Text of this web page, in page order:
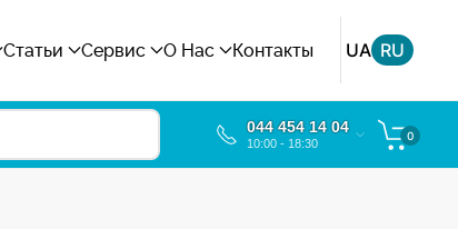
Статьи Сервис О Нас Контакты UA RU
044 454 14 04
10:00 - 18:30
0